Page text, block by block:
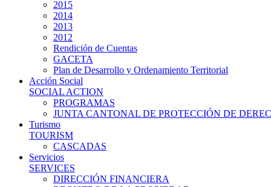
2015
2014
2013
2012
Rendición de Cuentas
GACETA
Plan de Desarrollo y Ordenamiento Territorial
Acción Social
SOCIAL ACTION
PROGRAMAS
JUNTA CANTONAL DE PROTECCIÓN DE
Turismo
TOURISM
CASCADAS
Servicios
SERVICES
DIRECCIÓN FINANCIERA